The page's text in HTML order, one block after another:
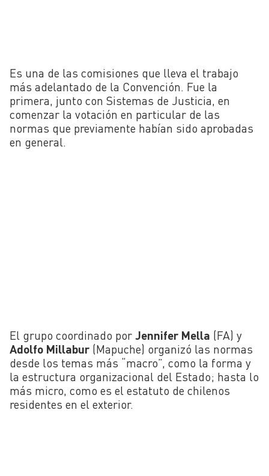
Es una de las comisiones que lleva el trabajo
más adelantado de la Convención. Fue la
primera, junto con Sistemas de Justicia, en
comenzar la votación en particular de las
normas que previamente habían sido aprobadas
en general.
El grupo coordinado por Jennifer Mella (FA) y
Adolfo Millabur (Mapuche) organizó las normas
desde los temas más “macro”, como la forma y
la estructura organizacional del Estado; hasta lo
más micro, como es el estatuto de chilenos
residentes en el exterior.